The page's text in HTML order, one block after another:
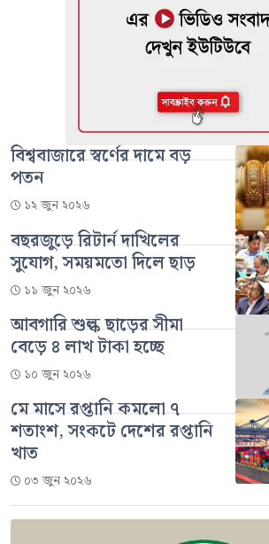
বিশ্ববাজারে স্বর্ণের দামে বড়
পতন
১২ জুন ২০২৬
বছরজুড়ে রিটার্ন দাখিলের
সুযোগ, সময়মতো দিলে ছাড়
১১ জুন ২০২৬
আবগারি শুল্ক ছাড়ের সীমা
বেড়ে ৪ লাখ টাকা হচ্ছে
১০ জুন ২০২৬
মে মাসে রপ্তানি কমলো ৭
শতাংশ, সংকটে দেশের রপ্তানি
খাত
০৩ জুন ২০২৬